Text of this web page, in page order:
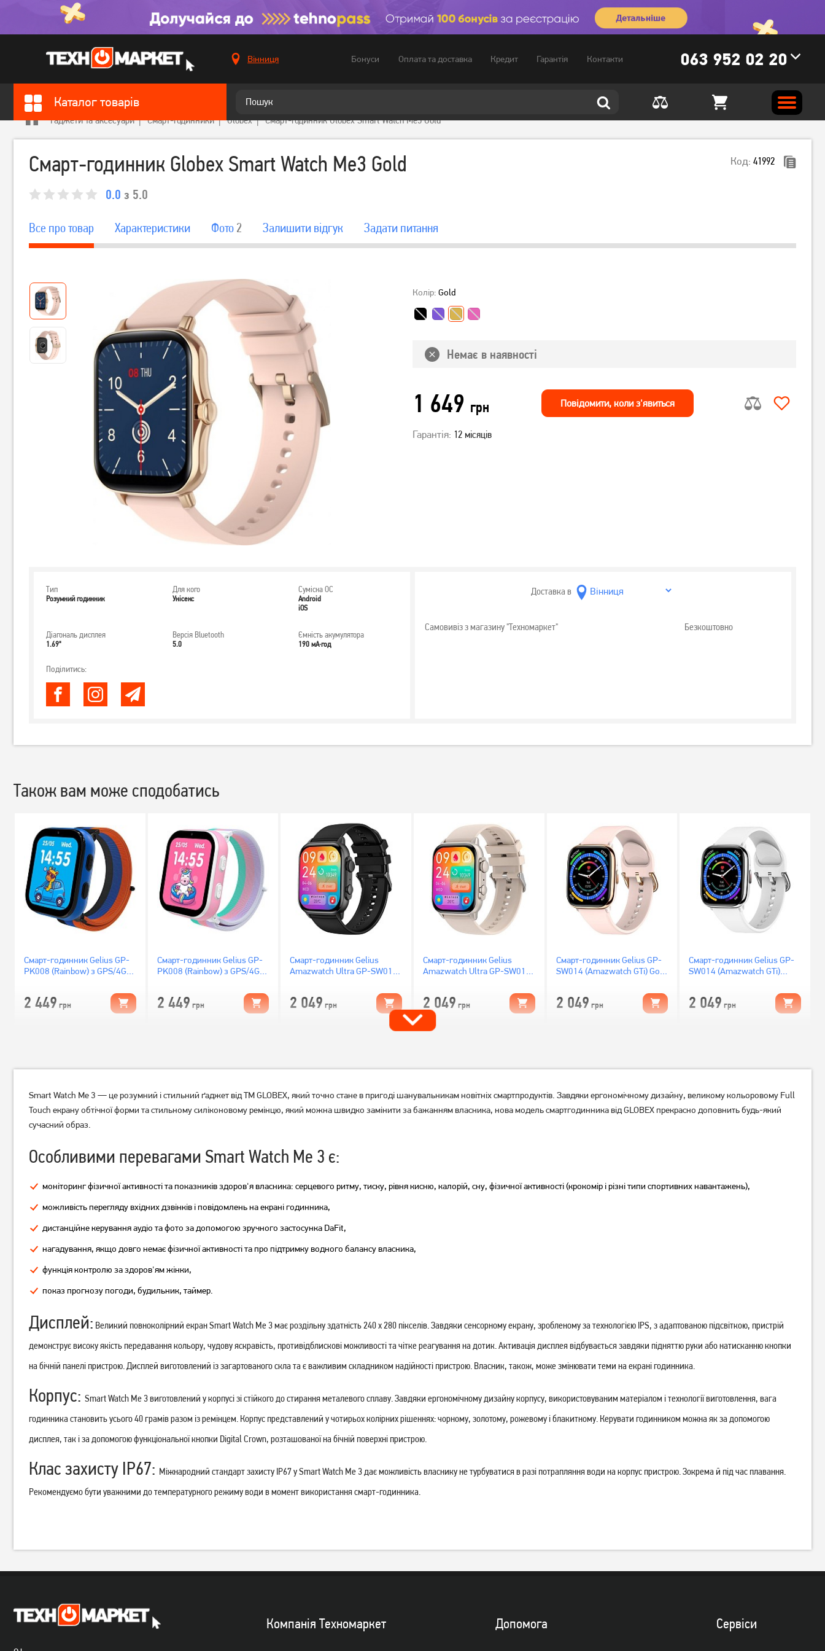
Вінниця Бонуси Оплата та доставка Кредит Гарантія Контакти 063 952 02 20
Каталог товарів
Гаджети та аксесуари Смарт-годинники Globex Смарт-годинник Globex Smart Watch Me3 Gold
Смарт-годинник Globex Smart Watch Me3 Gold Код: 41992
0.0 з 5.0
Все про товар Характеристики Фото 2 Залишити вiдгук Задати питання
Колір: Gold
Немає в наявності
1 649 грн Повiдомити, коли з'явиться
Гарантія: 12 місяців
Тип
Розумний годинник
Для кого
Унісекс
Сумісна ОС
Android
iOS
Діагональ дисплея
1.69"
Версія Bluetooth
5.0
Ємність акумулятора
190 мА·год
Поділитись:
Доставка в
Самовивіз з магазину "Техномаркет" Безкоштовно
Також вам може сподобатись
Смарт-годинник Gelius GP-
PK008 (Rainbow) з GPS/4G
2 449 грн
Смарт-годинник Gelius GP-
PK008 (Rainbow) з GPS/4G
2 449 грн
Смарт-годинник Gelius
Amazwatch Ultra GP-SW011
2 049 грн
Смарт-годинник Gelius
Amazwatch Ultra GP-SW011
2 049 грн
Смарт-годинник Gelius GP-
SW014 (Amazwatch GTi) Gold
2 049 грн
Смарт-годинник Gelius GP-
SW014 (Amazwatch GTi)
2 049 грн
Redmi Watch 5 Lite Black
2 199
Redmi Watch 5 Active Black
1 749
GP-SW009 Amazwatch
1 299
GP-SW009 Amazwatch
Amazwatch Light GP-SW015
Amazwatch Light GP-SW015
Смарт-годинник Gelius GP-
SW016 Tactical Heavy Silver
2 499грн
GP-SW008 Black
1 449
Немає в наявності
GO007 FLEXI GPS Black
Немає в наявності
GO007 FLEXI GPS Blue
Немає в наявності
GO007 FLEXI GPS Pink
GP-SW008 Grey
Smart Watch Me 3 — це розумний і стильний ґаджет від ТМ GLOBEX, який точно стане в пригоді шанувальникам новітніх смартпродуктів. Завдяки ергономічному дизайну, великому кольоровому Full
Touch екрану обтічної форми та стильному силіконовому ремінцю, який можна швидко замінити за бажанням власника, нова модель смартгодинника від GLOBEX прекрасно доповнить будь-який
сучасний образ.
Особливими перевагами Smart Watch Me 3 є:
моніторинг фізичної активності та показників здоров'я власника: серцевого ритму, тиску, рівня кисню, калорій, сну, фізичної активності (крокомір і різні типи спортивних навантажень),
можливість перегляду вхідних дзвінків і повідомлень на екрані годинника,
дистанційне керування аудіо та фото за допомогою зручного застосунка DaFit,
нагадування, якщо довго немає фізичної активності та про підтримку водного балансу власника,
функція контролю за здоров'ям жінки,
показ прогнозу погоди, будильник, таймер.
Дисплей: Великий повноколірний екран Smart Watch Me 3 має роздільну здатність 240 х 280 пікселів. Завдяки сенсорному екрану, зробленому за технологією IPS, з адаптованою підсвіткою, пристрій
демонструє високу якість передавання кольору, чудову яскравість, противідблискові можливості та чітке реагування на дотик. Активація дисплея відбувається завдяки підняттю руки або натисканню кнопки
на бічній панелі пристрою. Дисплей виготовлений із загартованого скла та є важливим складником надійності пристрою. Власник, також, може змінювати теми на екрані годинника.
Корпус: Smart Watch Me 3 виготовлений у корпусі зі стійкого до стирання металевого сплаву. Завдяки ергономічному дизайну корпусу, використовуваним матеріалом і технології виготовлення, вага
годинника становить усього 40 грамів разом із ремінцем. Корпус представлений у чотирьох колірних рішеннях: чорному, золотому, рожевому і блакитному. Керувати годинником можна як за допомогою
дисплея, так і за допомогою функціональної кнопки Digital Crown, розташованої на бічній поверхні пристрою.
Клас захисту IP67: Міжнародний стандарт захисту IP67 у Smart Watch Me 3 дає можливість власнику не турбуватися в разі потрапляння води на корпус пристрою. Зокрема й під час плавання.
Рекомендуємо бути уважними до температурного режиму води в момент використання смарт-годинника.
Компанiя Техномаркет Допомога Сервiси